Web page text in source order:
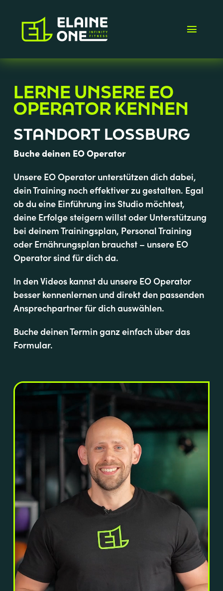
Inhalt
springen
EO OPERATOR BUCHEN
FAQ
LERNE UNSERE EO
OPERATOR KENNEN
STANDORT LOSSBURG
Buche deinen EO Operator
Unsere EO Operator unterstützen dich dabei,
dein Training noch effektiver zu gestalten. Egal
ob du eine Einführung ins Studio möchtest,
deine Erfolge steigern willst oder Unterstützung
bei deinem Trainingsplan, Personal Training
oder Ernährungsplan brauchst – unsere EO
Operator sind für dich da.
In den Videos kannst du unsere EO Operator
besser kennenlernen und direkt den passenden
Ansprechpartner für dich auswählen.
Buche deinen Termin ganz einfach über das
Formular.